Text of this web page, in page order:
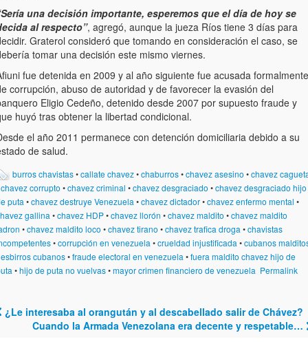
una decisión importante, esperemos que el día de hoy se
al respecto”, agregó, aunque la jueza Ríos tiene 3 días para
Graterol consideró que tomando en consideración el caso, se
tomar una decisión este mismo viernes.
fue detenida en 2009 y al año siguiente fue acusada formalmente
corrupción, abuso de autoridad y de favorecer la evasión del
Eligio Cedeño, detenido desde 2007 por supuesto fraude y
huyó tras obtener la libertad condicional.
el año 2011 permanece con detención domiciliaria debido a su
de salud.
burros chavistas•callate chavez•chaburros•chavez asesino •chavez
chavez corrupto •chavez criminal •chavez desgraciado •chavez desgraciado hijo
puta •chavez destruye Venezuela •chavez dictador•chavez enfermo mental •
gallina •chavez HDP•chavez llorón •chavez maldito •chavez maldito
•chavez maldito loco •chavez tirano •chavez trafica droga •chavistas
•corrupción en venezuela •crueldad injustificada •cubanos
esbirros cubanos•fraude electoral en venezuela •fuera maldito chavez hijo de
•hijo de puta no vuelvas•mayor crimen financiero de venezuela Permalink
Post navigation
¿Le interesaba al orangután y al descabellado salir de Chávez?
Cuando la Armada Venezolana era decente y respetable…